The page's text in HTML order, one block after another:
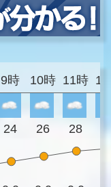
9時 10時 11時
24 26 28